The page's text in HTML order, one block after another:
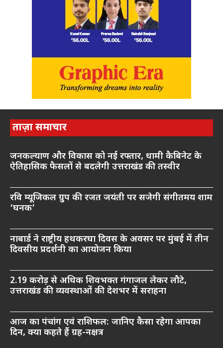
ताज़ा समाचार
जनकल्याण और विकास को नई रफ्तार, धामी कैबिनेट के
ऐतिहासिक फैसलों से बदलेगी उत्तराखंड की तस्वीर
रवि म्यूजिकल ग्रुप की रजत जयंती पर सजेगी संगीतमय शाम
‘घनक’
नाबार्ड ने राष्ट्रीय हथकरघा दिवस के अवसर पर मुंबई में तीन
दिवसीय प्रदर्शनी का आयोजन किया
2.19 करोड़ से अधिक शिवभक्त गंगाजल लेकर लौटे,
उत्तराखंड की व्यवस्थाओं की देशभर में सराहना
आज का पंचांग एवं राशिफल: जानिए कैसा रहेगा आपका
दिन, क्या कहते हैं ग्रह-नक्षत्र